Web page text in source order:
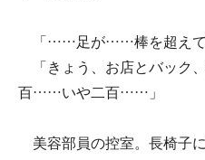
「……足が……棒を超え
「きょう、お店とバック
百……いや二百……」
美容部員の控室。長椅子